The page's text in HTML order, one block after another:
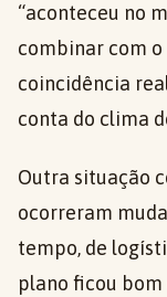
“aconteceu no
combinar com o
coincidência
conta do clima
Outra situação
ocorreram
tempo, de
plano ficou bom